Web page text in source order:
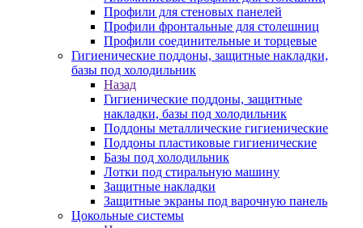
Профили для стеновых панелей
Профили фронтальные для столешниц
Профили соединительные и торцевые
Гигиенические поддоны, защитные накладки,
базы под холодильник
Назад
Гигиенические поддоны, защитные
накладки, базы под холодильник
Поддоны металлические гигиенические
Поддоны пластиковые гигиенические
Базы под холодильник
Лотки под стиральную машину
Защитные накладки
Защитные экраны под варочную панель
Цокольные системы